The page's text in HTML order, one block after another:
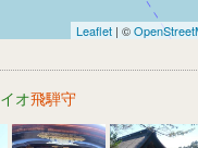
Leaflet | ©
イオ飛騨守